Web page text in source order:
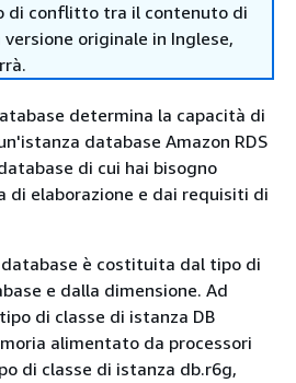
di conflitto tra il contenuto di
originale in Inglese,
determina la capacità di
database Amazon RDS
di cui hai bisogno
di elaborazione e dai requisiti di
è costituita dal tipo di
e dalla dimensione. Ad
di classe di istanza DB
alimentato da processori
di classe di istanza db.r6g,